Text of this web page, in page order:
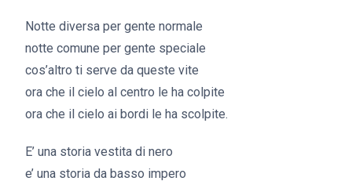
Notte diversa per gente normale
notte comune per gente speciale
cos’altro ti serve da queste vite
ora che il cielo al centro le ha colpite
ora che il cielo ai bordi le ha scolpite.
E’ una storia vestita di nero
e’ una storia da basso impero